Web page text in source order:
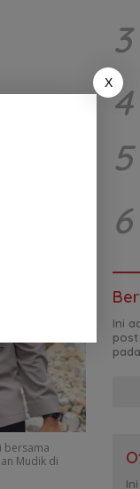
bersama
Mudik di
3
4
5
6
Ini
post
X